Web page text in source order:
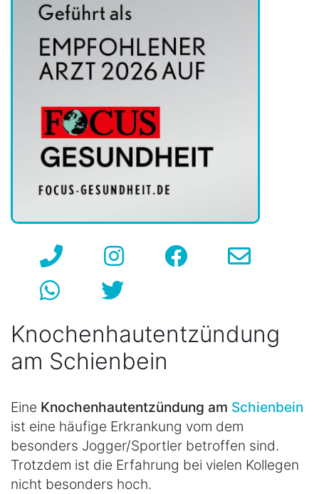
Knochenhautentzündung
am Schienbein
Eine Knochenhautentzündung am Schienbein
ist eine häufige Erkrankung vom dem
besonders Jogger/Sportler betroffen sind.
Trotzdem ist die Erfahrung bei vielen Kollegen
nicht besonders hoch.